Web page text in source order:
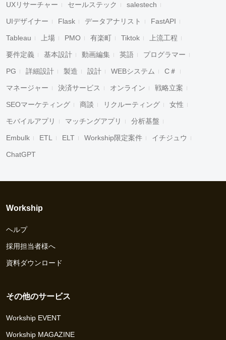
UXリサーチャー セールステック salestech
UIデザイナー Flask データアナリスト FastAPI
Tableau 上場 PMO 有楽町 Tiktok 上流工程
要件定義 基本設計 動画編集 英語 プログラマー
PG 詳細設計 製造 設計 WEBシステム C＃
マネージャー 決済サービス オンライン 戦略立案
SEOマーケティング 商談 リクルーティング 女性
モバイルアプリ マッチングアプリ 分析基盤
Embulk ETL ELT Workship限定案件 イチジュウ
ChatGPT
Workship
ヘルプ
採用担当者様へ
資料ダウンロード
その他のサービス
Workship EVENT
Workship MAGAZINE